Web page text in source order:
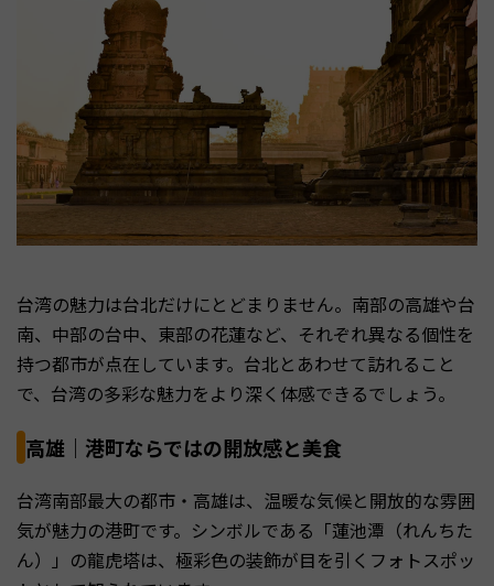
台湾の魅力は台北だけにとどまりません。南部の高雄や台
南、中部の台中、東部の花蓮など、それぞれ異なる個性を
持つ都市が点在しています。台北とあわせて訪れること
で、台湾の多彩な魅力をより深く体感できるでしょう。
高雄｜港町ならではの開放感と美食
台湾南部最大の都市・高雄は、温暖な気候と開放的な雰囲
気が魅力の港町です。シンボルである「蓮池潭（れんちた
ん）」の龍虎塔は、極彩色の装飾が目を引くフォトスポッ